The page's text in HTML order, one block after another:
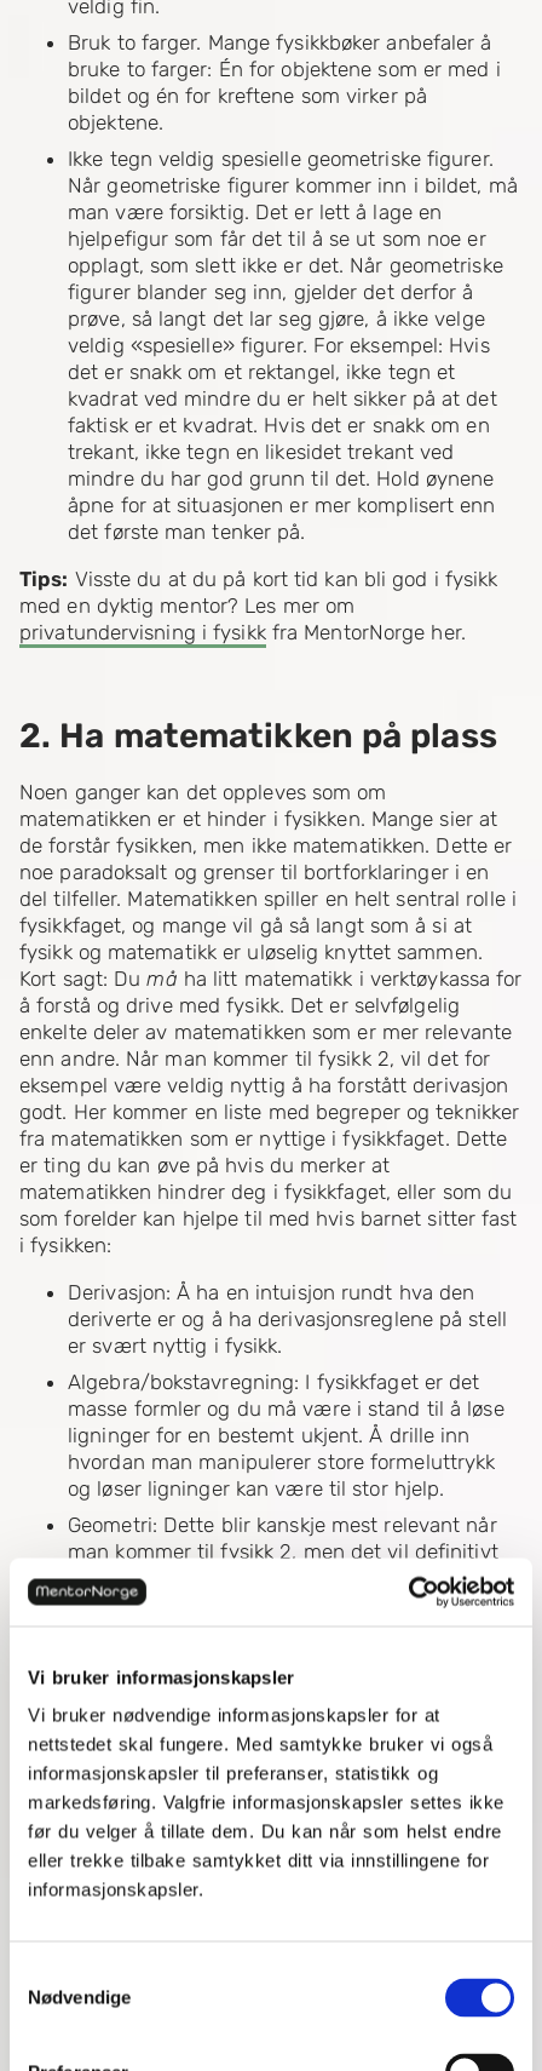
Vi bruker informasjonskapsler
Vi bruker nødvendige informasjonskapsler for at
nettstedet skal fungere. Med samtykke bruker vi også
informasjonskapsler til preferanser, statistikk og
markedsføring. Valgfrie informasjonskapsler settes ikke
før du velger å tillate dem. Du kan når som helst endre
eller trekke tilbake samtykket ditt via innstillingene for
informasjonskapsler.
Nødvendige
veldig fin.
Bruk to farger. Mange fysikkbøker anbefaler å
bruke to farger: Én for objektene som er med i
bildet og én for kreftene som virker på
objektene.
Ikke tegn veldig spesielle geometriske figurer.
Når geometriske figurer kommer inn i bildet, må
man være forsiktig. Det er lett å lage en
hjelpefigur som får det til å se ut som noe er
opplagt, som slett ikke er det. Når geometriske
figurer blander seg inn, gjelder det derfor å
prøve, så langt det lar seg gjøre, å ikke velge
veldig «spesielle» figurer. For eksempel: Hvis
det er snakk om et rektangel, ikke tegn et
kvadrat ved mindre du er helt sikker på at det
faktisk er et kvadrat. Hvis det er snakk om en
trekant, ikke tegn en likesidet trekant ved
mindre du har god grunn til det. Hold øynene
åpne for at situasjonen er mer komplisert enn
det første man tenker på.
Tips: Visste du at du på kort tid kan bli god i fysikk
med en dyktig mentor? Les mer om
privatundervisning i fysikkfra MentorNorge her.
2. Ha matematikken på plass
Noen ganger kan det oppleves som om
matematikken er et hinder i fysikken. Mange sier at
de forstår fysikken, men ikke matematikken. Dette er
noe paradoksalt og grenser til bortforklaringer i en
del tilfeller. Matematikken spiller en helt sentral rolle i
fysikkfaget, og mange vil gå så langt som å si at
fysikk og matematikk er uløselig knyttet sammen.
Kort sagt: Dumå ha litt matematikk i verktøykassa for
å forstå og drive med fysikk. Det er selvfølgelig
enkelte deler av matematikken som er mer relevante
enn andre. Når man kommer til fysikk 2, vil det for
eksempel være veldig nyttig å ha forstått derivasjon
godt. Her kommer en liste med begreper og teknikker
fra matematikken som er nyttige i fysikkfaget. Dette
er ting du kan øve på hvis du merker at
matematikken hindrer deg i fysikkfaget, eller som du
som forelder kan hjelpe til med hvis barnet sitter fast
i fysikken:
Derivasjon: Å ha en intuisjon rundt hva den
deriverte er og å ha derivasjonsreglene på stell
er svært nyttig i fysikk.
Algebra/bokstavregning: I fysikkfaget er det
masse formler og du må være i stand til å løse
ligninger for en bestemt ukjent. Å drille inn
hvordan man manipulerer store formeluttrykk
og løser ligninger kan være til stor hjelp.
Geometri: Dette blir kanskje mest relevant når
man kommer til fysikk 2, men det vil definitivt
være en stor fordel hele veien å ha litt
geometrikunnskap. Å kjenne til grunnleggende
trigonometri vil hjelpe deg mye i fysikken.
Trenger du grunnleggende matematikk ferdigheter
før du kan gå løs på fysikken? Les mer om
privatundervisning i matematikkfra en motiverende
mentor her.
matematikken når du sitter